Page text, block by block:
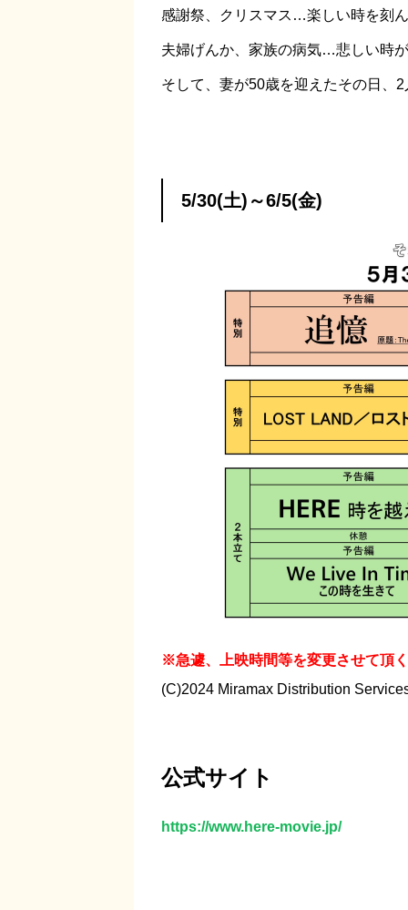
感謝祭、クリスマス…楽しい時を刻
夫婦げんか、家族の病気…悲しい時
そして、妻が50歳を迎えたその日、
5/30(土)～6/5(金)
※急遽、上映時間等を変更させて頂
(C)2024 Miramax Distribution
公式サイト
https://www.here-movie.jp/